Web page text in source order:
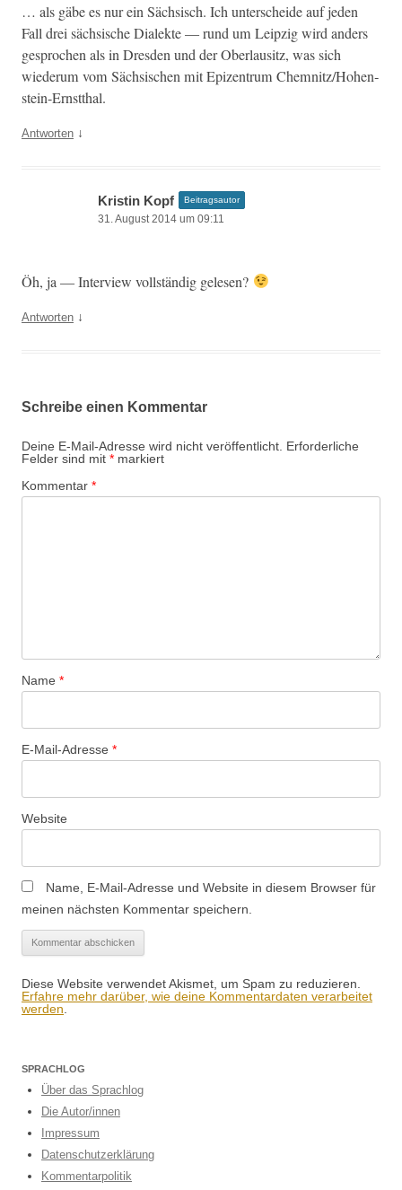
… als gäbe es nur ein Säch­sisch. Ich unter­schei­de auf jeden
Fall drei säch­sis­che Dialek­te — rund um Leipzig wird anders
gesprochen als in Dres­den und der Ober­lausitz, was sich
wiederum vom Säch­sis­chen mit Epizen­trum Chem­nitz/Ho­hen­
stein-Ern­st­thal.
Antworten ↓
Kristin Kopf Beitragsautor
31. August 2014 um 09:11
Öh, ja — Inter­view voll­ständig gelesen?
Antworten ↓
Schreibe einen Kommentar
Deine E-Mail-Adresse wird nicht veröffentlicht. Erforderliche
Felder sind mit * markiert
Kommentar *
Name *
E-Mail-Adresse *
Website
Name, E-Mail-Adresse und Website in diesem Browser für
meinen nächsten Kommentar speichern.
Diese Website verwendet Akismet, um Spam zu reduzieren.
Erfahre mehr darüber, wie deine Kommentardaten verarbeitet
werden
SPRACHLOG
Über das Sprachlog
Die Autor/innen
Impressum
Datenschutzerklärung
Kommentarpolitik